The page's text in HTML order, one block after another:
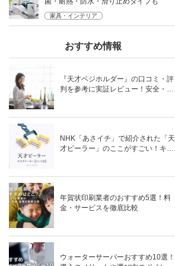
家具・インテリア
おすすめ情報
『天才ベジホルダー』の口コミ・評
判を参考に実証レビュー！安全・時
NHK「あさイチ」で紹介された「天
才ピーラー」のここがすごい！キャ
年賀状印刷業者のおすすめ5選！料
金・サービスを徹底比較
ウォーターサーバーおすすめ10選！